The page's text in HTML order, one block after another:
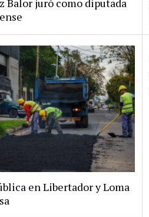
Balor juró como diputada
en Libertador y Loma